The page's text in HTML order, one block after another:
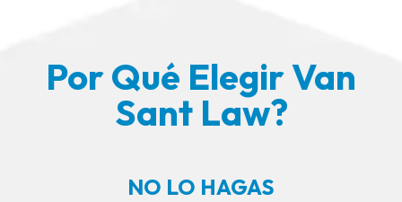
Por Qué Elegir Van
Sant Law?
NO LO HAGAS